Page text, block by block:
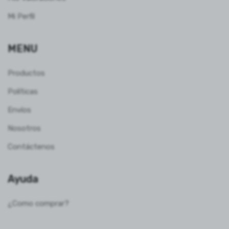
Mi Perfil
MENU
Productos
Políticas
Envíos
Nosotros
Contáctenos
Ayuda
¿Como comprar?